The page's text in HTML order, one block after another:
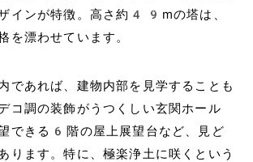
インが特徴。高さ約49mの塔は、
を漂わせています。
であれば、建物内部を見学することも
コ調の装飾がうつくしい玄関ホール
できる6階の屋上展望台など、見ど
ります。特に、極楽浄土に咲くという